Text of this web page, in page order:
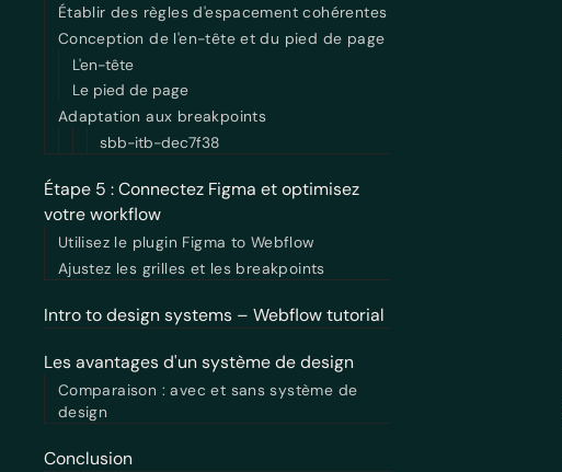
Établir des règles d'espacement cohérentes
Conception de l'en-tête et du pied de page
L'en-tête
Le pied de page
Adaptation aux breakpoints
sbb-itb-dec7f38
Étape 5 : Connectez Figma et optimisez
votre workflow
Utilisez le plugin Figma to Webflow
Ajustez les grilles et les breakpoints
Intro to design systems – Webflow tutorial
Les avantages d'un système de design
Comparaison : avec et sans système de
design
Conclusion